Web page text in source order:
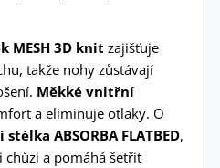
MESH 3D knit zajišťuje
takže nohy zůstávají
Měkké vnitřní
a eliminuje otlaky. O
ABSORBA FLATBED,
chůzi a pomáhá šetřit